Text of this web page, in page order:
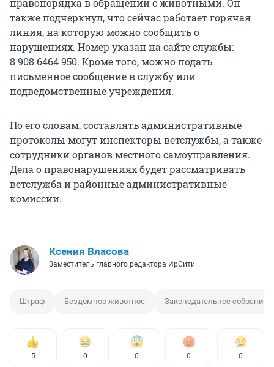
правопорядка в обращении с животными. Он
также подчеркнул, что сейчас работает горячая
линия, на которую можно сообщить о
нарушениях. Номер указан на сайте службы:
8 908 6464 950. Кроме того, можно подать
письменное сообщение в службу или
подведомственные учреждения.
По его словам, составлять административные
протоколы могут инспекторы ветслужбы, а также
сотрудники органов местного самоуправления.
Дела о правонарушениях будет рассматривать
ветслужба и районные административные
комиссии.
Ксения Власова
Заместитель главного редактора ИрСити
Штраф Бездомное животное Законодательное собрание
5 0 0 0 0